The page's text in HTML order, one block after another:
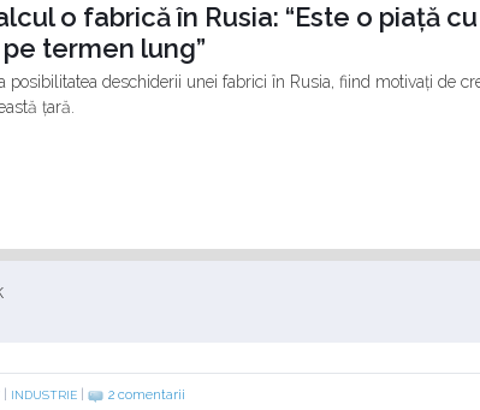
o fabrică în Rusia: “Este o piață
termen lung”
posibilitatea deschiderii unei fabrici în Rusia, fiind motivați de
țară.
INDUSTRIE 2 comentarii